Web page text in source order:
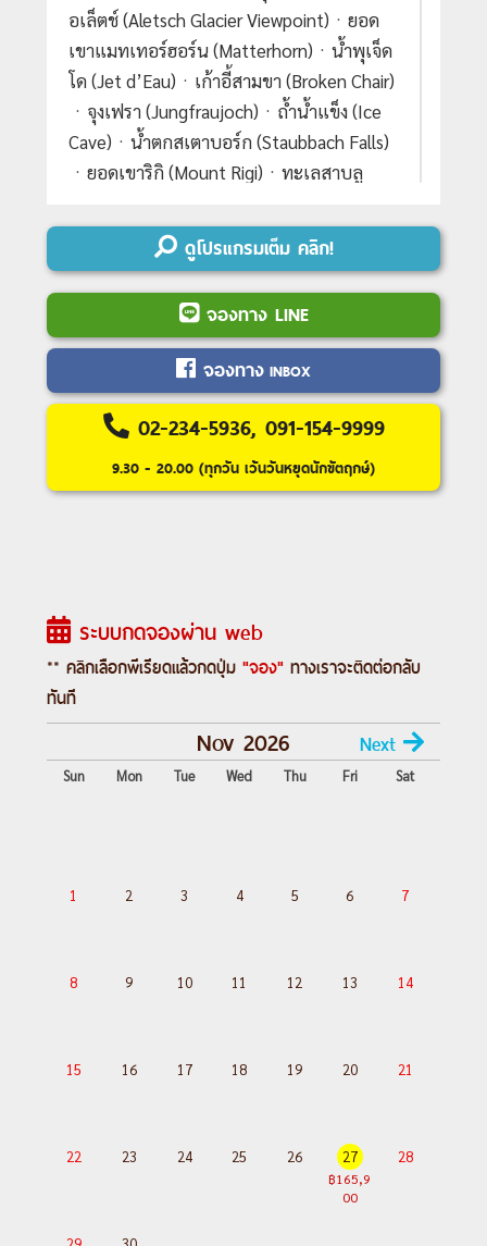
อเล็ตช์ (Aletsch Glacier Viewpoint)ㆍยอด
เขาแมทเทอร์ฮอร์น (Matterhorn)ㆍน้ำพุเจ็ด
โด (Jet d’Eau)ㆍเก้าอี้สามขา (Broken Chair)
ㆍจุงเฟรา (Jungfraujoch)ㆍถ้ำน้ำแข็ง (Ice
Cave)ㆍน้ำตกสเตาบอร์ก (Staubbach Falls)
ㆍยอดเขาริกิ (Mount Rigi)ㆍทะเลสาบลู
Falls)#เที่ยวเต็มไม่มีวันอิสระ
Day 1 :ท่าอากาศยานสุวรรณภูมิ-มิลาน
มิลาน-ลูกาโน-นั่งรถรางสู่จุดชมวิวซัล
วาโตเร(Unseen)-เบลลินโซนา-ชมปราสาท
เบลลินโซนา-ล่องเรือทะเลสาบโคโม-เมืองทิ
ราโน
เอ็กซ์เพรส(มรดกโลก)-กระเช้าไดอาโวเลซ
ธารน้ำแข็งอเล็ตช์-บริค
Day 5 :บริค-เซอร์แมท-ชมยอดเขาแมทเท
อร์ฮอร์น-ซียง
Day 6 :ซียง-มองค์เทรอซ์-เจนีวา-ชมน้ำพุเจ็ด
โด-เก้าอี้สามขา-ชมเมืองโลซานน์-เบิร์น(เมือง
เก่า)
Day 8 :
ซูริค-นั่งรถไฟขึ้นยอดเขาริกิ-ล่องเรือ
ดูโปรแกรมเต็ม คลิก!
จองทาง LINE
จองทาง INBOX
02-234-5936, 091-154-9999
9.30 - 20.00 (ทุกวัน เว้นวันหยุดนักขัตฤกษ์)
ระบบกดจองผ่าน web
** คลิกเลือกพีเรียดแล้วกดปุ่ม "จอง" ทางเราจะติดต่อกลับ
ทันที
Nov 2026 Next
Sun Mon Tue Wed Thu Fri Sat
1 2 3 4 5 6 7
8 9 10 11 12 13 14
15 16 17 18 19 20 21
22 23 24 25 26
27
฿165,9
00
28